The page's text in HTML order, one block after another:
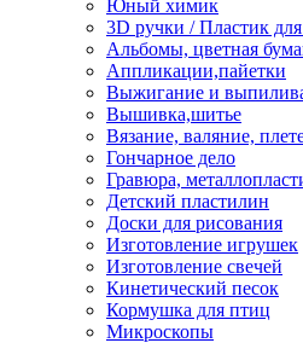
Юный химик
3D ручки / Пластик
Альбомы, цветная
Аппликации,пайетки
Выжигание и
Вышивка,шитье
Вязание, валяние,
Гончарное дело
Гравюра,
Детский пластилин
Доски для рисования
Изготовление игрушек
Изготовление свечей
Кинетический песок
Кормушка для птиц
Микроскопы